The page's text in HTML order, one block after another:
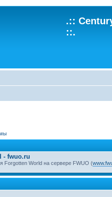
.::
::.
- fwuo.ru
World на сервере FWUO (